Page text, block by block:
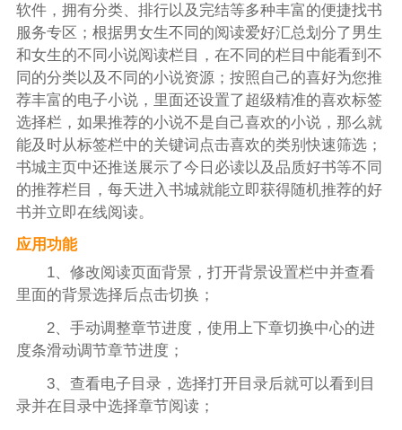
软件，拥有分类、排行以及完结等多种丰富的便捷找书
服务专区；根据男女生不同的阅读爱好汇总划分了男生
和女生的不同小说阅读栏目，在不同的栏目中能看到不
同的分类以及不同的小说资源；按照自己的喜好为您推
荐丰富的电子小说，里面还设置了超级精准的喜欢标签
选择栏，如果推荐的小说不是自己喜欢的小说，那么就
能及时从标签栏中的关键词点击喜欢的类别快速筛选；
书城主页中还推送展示了今日必读以及品质好书等不同
的推荐栏目，每天进入书城就能立即获得随机推荐的好
书并立即在线阅读。
应用功能
1、修改阅读页面背景，打开背景设置栏中并查看
里面的背景选择后点击切换；
2、手动调整章节进度，使用上下章切换中心的进
度条滑动调节章节进度；
3、查看电子目录，选择打开目录后就可以看到目
录并在目录中选择章节阅读；